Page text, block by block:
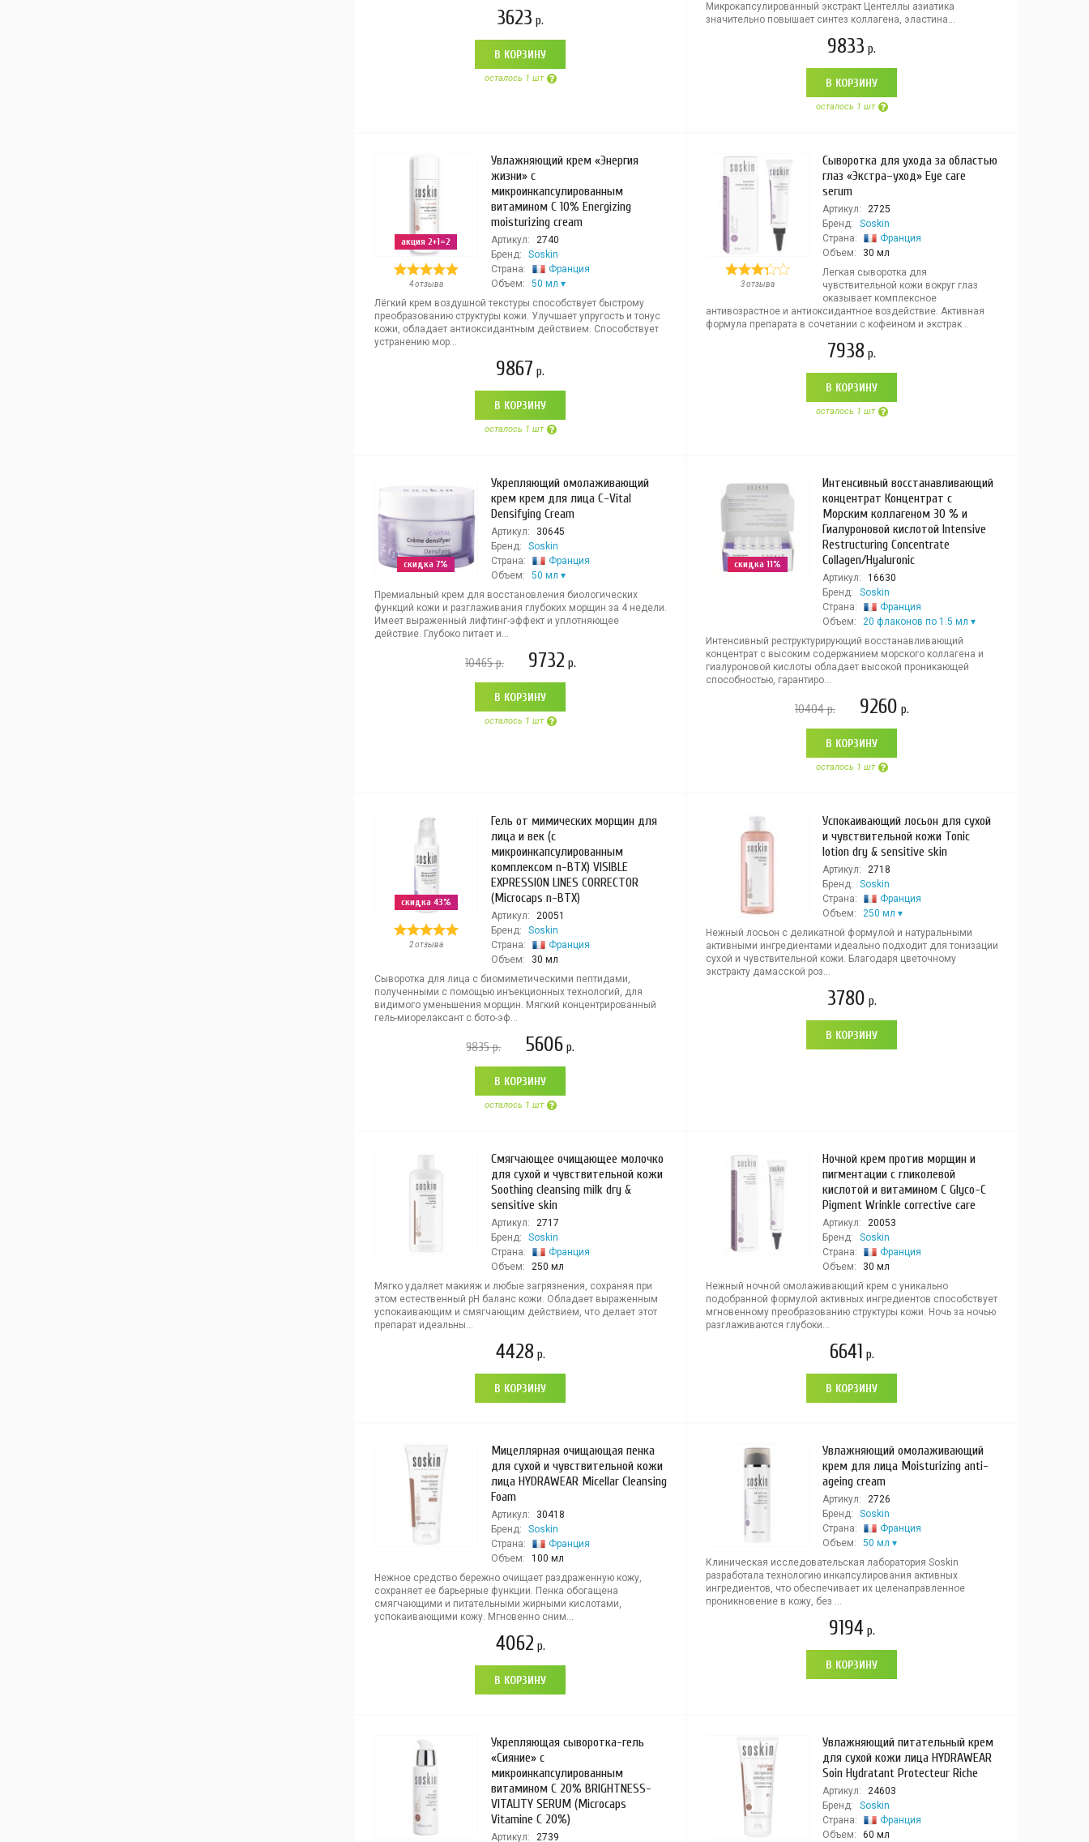
3623 р.
В КОРЗИНУ
осталось 1 шт
Микрокапсулированный экстракт Центеллы азиатика
значительно повышает синтез коллагена, эластина...
9833 р.
В КОРЗИНУ
осталось 1 шт
акция 2+1=2
4 отзыва
Увлажняющий крем «Энергия
жизни» c
микроинкапсулированным
витамином С 10% Energizing
moisturizing cream
Артикул:
2740
Бренд:
Soskin
Страна:
Франция
Объем:
50 мл
Лёгкий крем воздушной текстуры способствует быстрому
преобразованию структуры кожи. Улучшает упругость и тонус
кожи, обладает антиоксидантным действием. Способствует
устранению мор...
9867 р.
В КОРЗИНУ
осталось 1 шт
3 отзыва
Сыворотка для ухода за областью
глаз «Экстра–уход» Eye care
serum
Артикул:
2725
Бренд:
Soskin
Страна:
Франция
Объем:
30 мл
Легкая сыворотка для
чувствительной кожи вокруг глаз
оказывает комплексное
антивозрастное и антиоксидантное воздействие. Активная
формула препарата в сочетании с кофеином и экстрак...
7938 р.
В КОРЗИНУ
осталось 1 шт
скидка 7%
Укрепляющий омолаживающий
крем крем для лица C-Vital
Densifying Cream
Артикул:
30645
Бренд:
Soskin
Страна:
Франция
Объем:
50 мл
Премиальный крем для восстановления биологических
функций кожи и разглаживания глубоких морщин за 4 недели.
Имеет выраженный лифтинг-эффект и уплотняющее
действие. Глубоко питает и...
10465р. 9732 р.
В КОРЗИНУ
осталось 1 шт
скидка 11%
Интенсивный восстанавливающий
концентрат Концентрат с
Морским коллагеном 30 % и
Гиалуроновой кислотой Intensive
Restructuring Concentrate
Collagen/Hyaluronic
Артикул:
16630
Бренд:
Soskin
Страна:
Франция
Объем:
20 флаконов по 1.5 мл
Интенсивный реструктурирующий восстанавливающий
концентрат с высоким содержанием морского коллагена и
гиалуроновой кислоты обладает высокой проникающей
способностью, гарантиро...
10404р. 9260 р.
В КОРЗИНУ
осталось 1 шт
скидка 43%
2 отзыва
Гель от мимических морщин для
лица и век (с
микроинкапсулированным
комплексом n-BTX) VISIBLE
EXPRESSION LINES CORRECTOR
(Microcaps n-BTX)
Артикул:
20051
Бренд:
Soskin
Страна:
Франция
Объем:
30 мл
Сыворотка для лица с биомиметическими пептидами,
полученными с помощью инъекционных технологий, для
видимого уменьшения морщин. Мягкий концентрированный
гель-миорелаксант с бото-эф...
9835р. 5606 р.
В КОРЗИНУ
осталось 1 шт
Успокаивающий лосьон для сухой
и чувствительной кожи Tonic
lotion dry & sensitive skin
Артикул:
2718
Бренд:
Soskin
Страна:
Франция
Объем:
250 мл
Нежный лосьон с деликатной формулой и натуральными
активными ингредиентами идеально подходит для тонизации
сухой и чувствительной кожи. Благодаря цветочному
экстракту дамасской роз...
3780 р.
В КОРЗИНУ
Смягчающее очищающее молочко
для сухой и чувствительной кожи
Soothing cleansing milk dry &
sensitive skin
Артикул:
2717
Бренд:
Soskin
Страна:
Франция
Объем:
250 мл
Мягко удаляет макияж и любые загрязнения, сохраняя при
этом естественный pH баланс кожи. Обладает выраженным
успокаивающим и смягчающим действием, что делает этот
препарат идеальны...
4428 р.
В КОРЗИНУ
Ночной крем против морщин и
пигментации с гликолевой
кислотой и витамином С Glyco-C
Pigment Wrinkle corrective care
Артикул:
20053
Бренд:
Soskin
Страна:
Франция
Объем:
30 мл
Нежный ночной омолаживающий крем с уникально
подобранной формулой активных ингредиентов способствует
мгновенному преобразованию структуры кожи. Ночь за ночью
разглаживаются глубоки...
6641 р.
В КОРЗИНУ
Мицеллярная очищающая пенка
для сухой и чувствительной кожи
лица HYDRAWEAR Micellar Cleansing
Foam
Артикул:
30418
Бренд:
Soskin
Страна:
Франция
Объем:
100 мл
Нежное средство бережно очищает раздраженную кожу,
сохраняет ее барьерные функции. Пенка обогащена
смягчающими и питательными жирными кислотами,
успокаивающими кожу. Мгновенно сним...
4062 р.
В КОРЗИНУ
Увлажняющий омолаживающий
крем для лица Moisturizing anti-
ageing cream
Артикул:
2726
Бренд:
Soskin
Страна:
Франция
Объем:
50 мл
Клиническая исследовательская лаборатория Soskin
разработала технологию инкапсулирования активных
ингредиентов, что обеспечивает их целенаправленное
проникновение в кожу, без ...
9194 р.
В КОРЗИНУ
Укрепляющая сыворотка-гель
«Сияние» с
микроинкапсулированным
витамином С 20% BRIGHTNESS-
VITALITY SERUM (Microcaps
Vitamine C 20%)
Артикул: 2739
Увлажняющий питательный крем
для сухой кожи лица HYDRAWEAR
Soin Hydratant Protecteur Riche
Артикул:
24603
Бренд:
Soskin
Страна:
Франция
Объем:
60 мл